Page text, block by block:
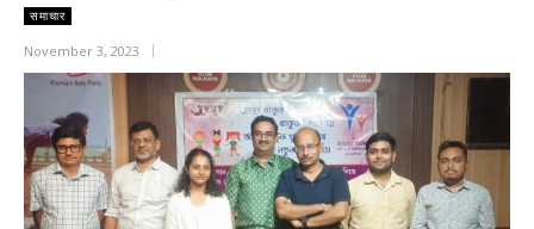
समाचार
November 3, 2023